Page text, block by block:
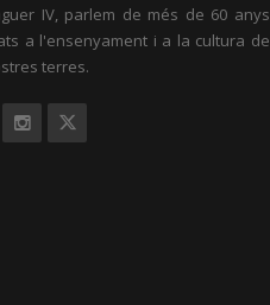
IV, parlem de més de 60 anys
a l'ensenyament i a la cultura de
terres.